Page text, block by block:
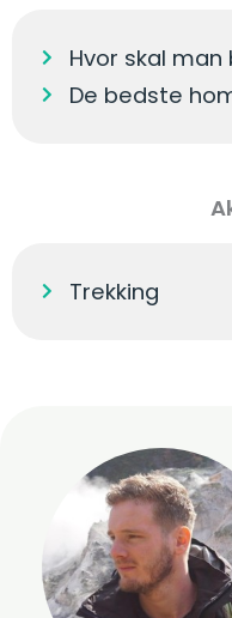
Hvor skal man
De bedste
Trekking